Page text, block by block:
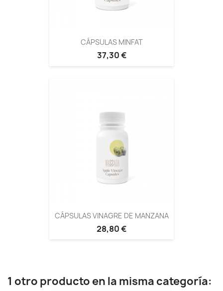
CÁPSULAS MINFAT
37,30 €
CÁPSULAS VINAGRE DE MANZANA
28,80 €
1 otro producto en la misma categoría: